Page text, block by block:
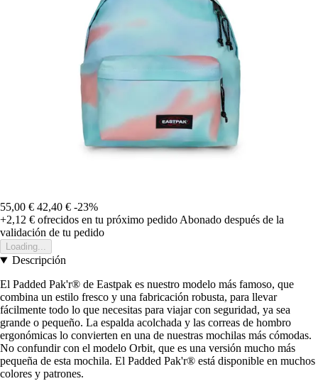
55,00 € 42,40 € -23%
+2,12 € ofrecidos en tu próximo pedido Abonado después de la
validación de tu pedido
Loading...
Descripción
El Padded Pak'r® de Eastpak es nuestro modelo más famoso, que
combina un estilo fresco y una fabricación robusta, para llevar
fácilmente todo lo que necesitas para viajar con seguridad, ya sea
grande o pequeño. La espalda acolchada y las correas de hombro
ergonómicas lo convierten en una de nuestras mochilas más cómodas.
No confundir con el modelo Orbit, que es una versión mucho más
pequeña de esta mochila. El Padded Pak'r® está disponible en muchos
colores y patrones.